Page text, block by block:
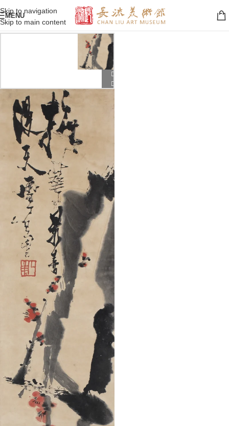
Skip to navigation
Skip to main content
MENU